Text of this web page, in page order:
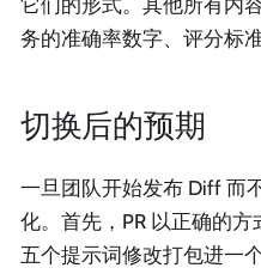
务的准确率数字、评分标
切换后的预期
一旦团队开始发布 Diff 而
化。首先，PR 以正确的
五个提示词修改打包进一